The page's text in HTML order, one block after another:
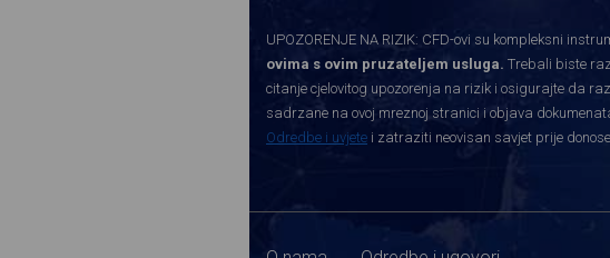
UPOZORENJE NA RIZIK: CFD-ovi su kompleksni
ovima s ovim pruzateljem usluga. Trebali biste
citanje cjelovitog upozorenja na rizik i osigurajte da
sadrzane na ovoj mreznoj stranici i objava
Odredbe i uvjete i zatraziti neovisan savjet prije